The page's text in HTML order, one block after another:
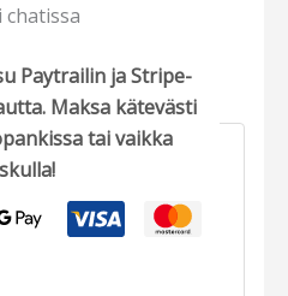
Paytrailin ja Stripe-
Maksa kätevästi
tai vaikka